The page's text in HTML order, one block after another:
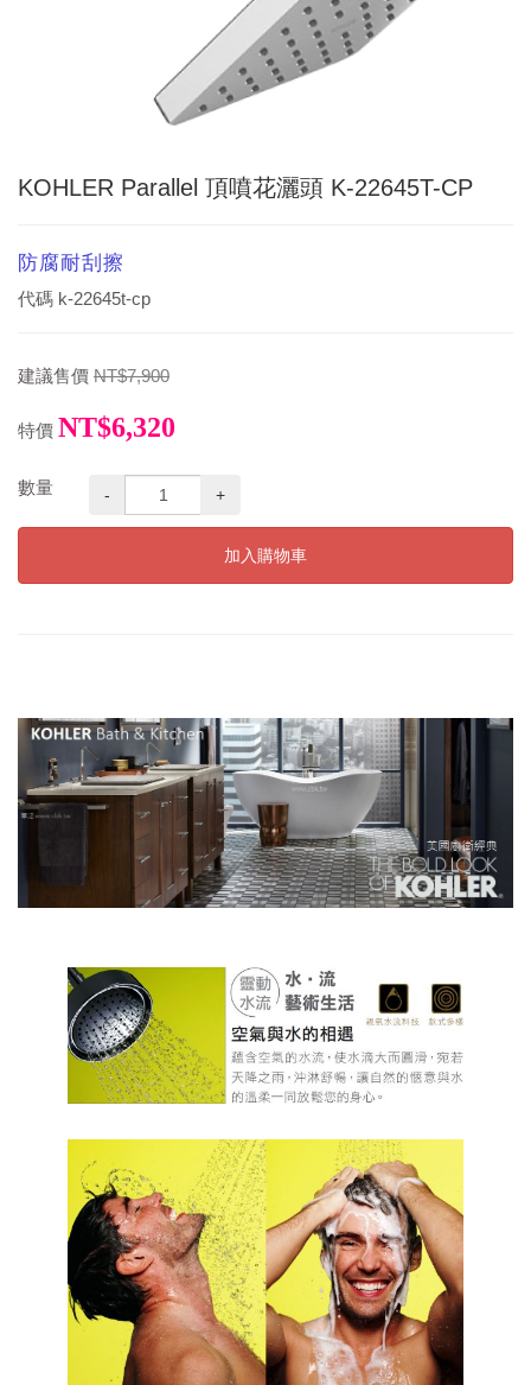
KOHLER Parallel 頂噴花灑頭 K-22645T-CP
防腐耐刮擦
代碼 k-22645t-cp
建議售價 NT$7,900
特價 NT$6,320
數量 - +
加入購物車